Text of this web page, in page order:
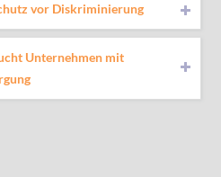
vor Diskriminierung
Unternehmen mit